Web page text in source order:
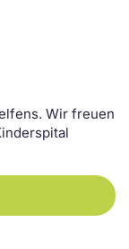
Wir freuen